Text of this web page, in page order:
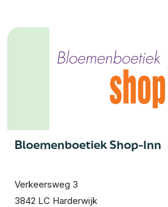
Bloemenboetiek Shop-Inn
Verkeersweg 3
3842 LC Harderwijk